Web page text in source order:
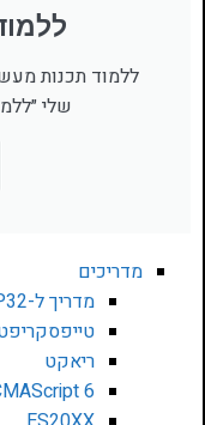
ללמוד תכנות
שלי
מדריכים
מדריך ל-ESP32 לילדים ולהורים מאפס
ריאקט
6